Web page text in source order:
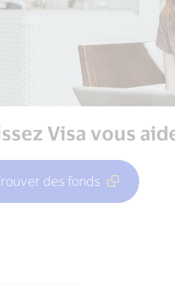
Visa vous
des fonds